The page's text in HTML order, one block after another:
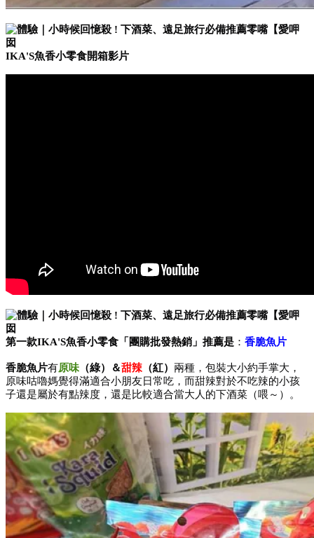
IKA'S魚香小零食開箱影片
第一款IKA'S魚香小零食「團購批發熱銷」推薦是 ： 香脆魚片
香脆魚片有原味 （綠）＆甜辣 （紅） 兩種，包裝大小約手掌大，
原味咕嚕媽覺得滿適合小朋友日常吃，而甜辣對於不吃辣的小孩
子還是屬於有點辣度，還是比較適合當大人的下酒菜（喂～）。